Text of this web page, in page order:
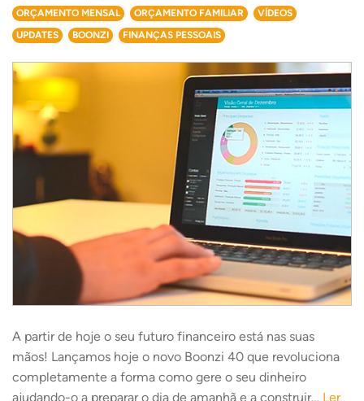
ORÇAMENTO MENSAL ORÇAMENTO FAMILIAR
VÍDEOS
UPDATES
BOONZI FINANÇAS PESSOAIS
A partir de hoje o seu futuro financeiro está nas suas
mãos! Lançamos hoje o novo Boonzi 40 que revoluciona
completamente a forma como gere o seu dinheiro
ajudando-o a preparar o dia de amanhã e a construir… Ler